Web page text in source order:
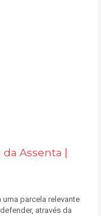
Assenta |
parcela relevante
através da